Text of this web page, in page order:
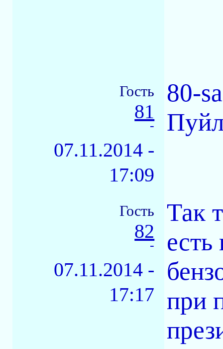
Гость
81
-
07.11.2014 -
17:09
80-
Гость
82
-
07.11.2014 -
17:17
Так
при